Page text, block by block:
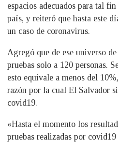
espacios adecuados para tal
país, y reiteró que hasta este
un caso de coronavirus.
Agregó que de ese universo
pruebas solo a 120 personas.
esto equivale a menos del
razón por la cual El Salvador
covid19.
«Hasta el momento los
pruebas realizadas por